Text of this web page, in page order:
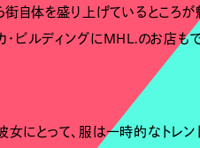
自体を盛り上げているところが
ビルディングにMHL.のお店も
女にとって、服は一時的なトレ